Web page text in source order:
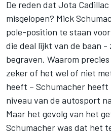
De reden dat Jota
misgelopen? Mick
pole-position te staan
die deal lijkt van de baan -
begraven. Waarom
zeker of het wel of niet
heeft – Schumacher
niveau van de autosport
Maar het gevolg van het
Schumacher was dat het